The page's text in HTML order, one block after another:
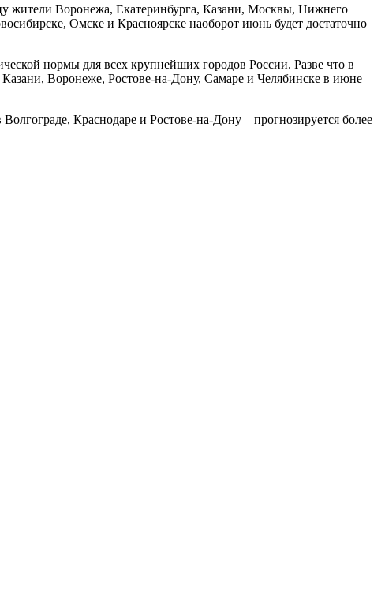
жители Воронежа, Екатеринбурга, Казани, Москвы, Нижнего
Омске и Красноярске наоборот июнь будет достаточно
нормы для всех крупнейших городов России. Разве что в
Воронеже, Ростове-на-Дону, Самаре и Челябинске в июне
Краснодаре и Ростове-на-Дону – прогнозируется более